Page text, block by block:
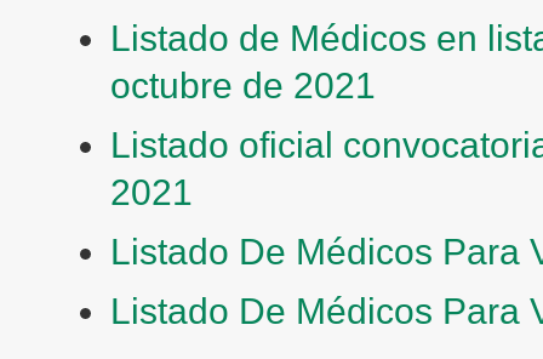
Listado de Médicos en
octubre de 2021
Listado oficial
2021
Listado De Médicos Para
Listado De Médicos Para